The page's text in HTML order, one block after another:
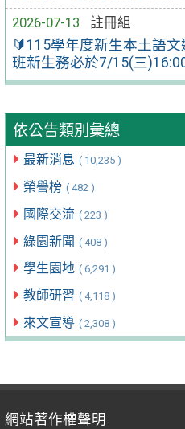
2026-07-13
註冊組
🔰115學年度新生本土語
班新生務必於7/15(三
依公告類別彙總
最新消息 ( 10,235 )
榮譽榜 ( 482 )
國際交流 ( 223 )
綠園新聞 ( 408 )
學生園地 ( 6,291 )
教師研習 ( 4,118 )
來文宣導 ( 2,308 )
網站著作權聲明